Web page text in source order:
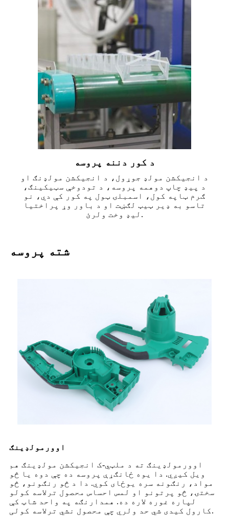
د کور دننه پروسه
د انجیکشن مولډ جوړول، د انجیکشن مولډنګ او
د پیډ چاپ دوهمه پروسه، د تودوخې سټیکینګ،
ګرم ټاپه کول، اسمبلۍ ټول په کور کې دي، نو
تاسو به ډیر ټیټ لګښت او د باور وړ پراختیا
لیډ وخت ولرئ.
شته پروسه
اوورمولډینګ
اوورمولډینګ ته د ملټي-ک انجیکشن مولډینګ هم
ویل کیږي. دا یوه ځانګړې پروسه ده چې دوه یا څو
مواد، رنګونه سره یوځای کوي. دا د څو رنګونو، څو
سختۍ، څو پرتونو او لمس احساس محصول ترلاسه کولو
لپاره غوره لاره ده. همدارنګه په واحد شاټ کې
کارول کیدی شي حد ولري چې محصول نشي ترلاسه کولی.